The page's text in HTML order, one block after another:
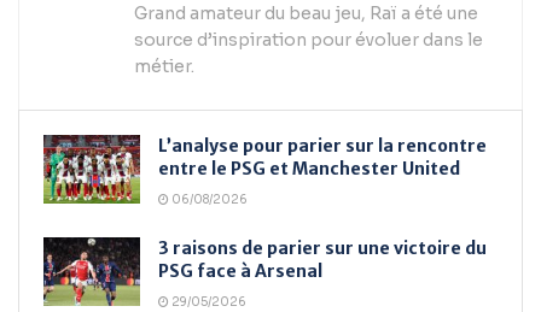
Grand amateur du beau jeu, Raï a été une
source d’inspiration pour évoluer dans le
métier.
L’analyse pour parier sur la rencontre
entre le PSG et Manchester United
06/08/2026
3 raisons de parier sur une victoire du
PSG face à Arsenal
29/05/2026